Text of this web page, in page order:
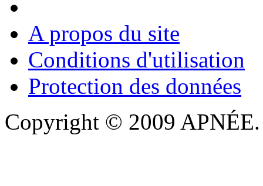
A propos du site
Conditions d'utilisation
Protection des données
Copyright © 2009 APNÉE.